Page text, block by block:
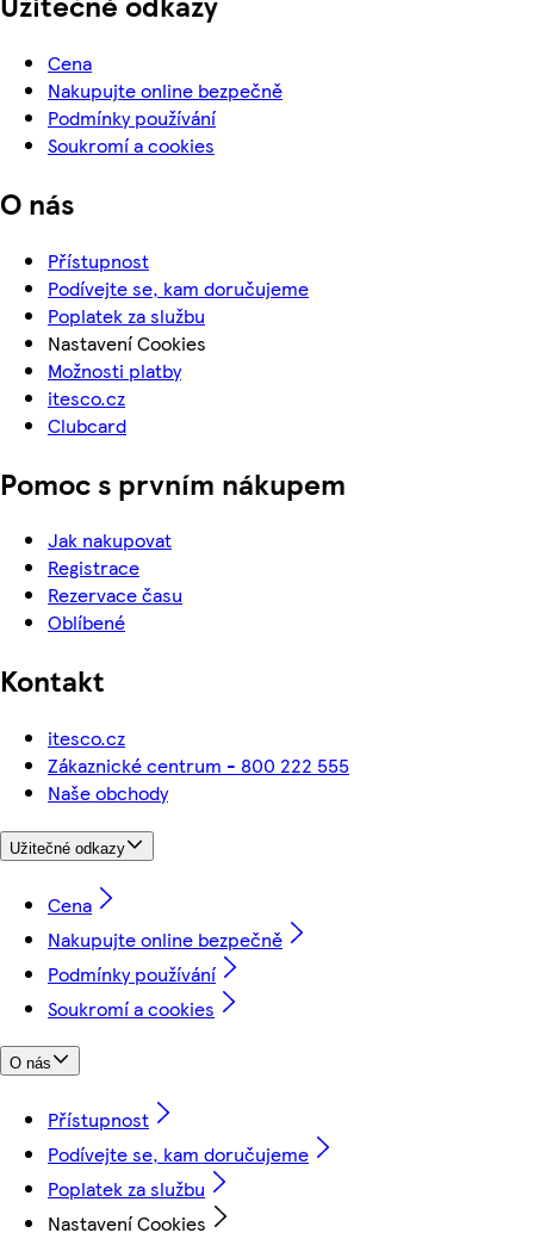
Cena
Nakupujte online bezpečně
Podmínky používání
Soukromí a cookies
O nás
Přístupnost
Podívejte se, kam doručujeme
Poplatek za službu
Nastavení Cookies
Možnosti platby
itesco.cz
Clubcard
Pomoc s prvním nákupem
Jak nakupovat
Registrace
Rezervace času
Oblíbené
Kontakt
itesco.cz
Zákaznické centrum - 800 222 555
Naše obchody
Užitečné odkazy
Cena
Nakupujte online bezpečně
Podmínky používání
Soukromí a cookies
O nás
Přístupnost
Podívejte se, kam doručujeme
Poplatek za službu
Nastavení Cookies